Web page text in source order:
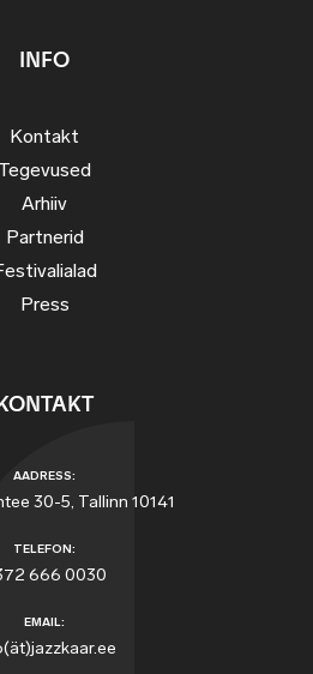
INFO
Kontakt
Tegevused
Arhiiv
Partnerid
Press
KONTAKT
AADRESS:
30-5, Tallinn 10141
TELEFON:
666 0030
EMAIL: